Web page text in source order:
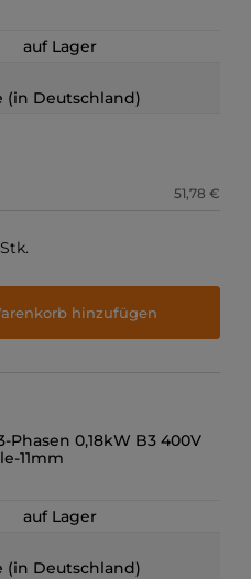
auf Lager
(in Deutschland)
51,78 €
Stk.
hinzufügen
Phasen 0,18kW B3 400V
11mm
auf Lager
(in Deutschland)